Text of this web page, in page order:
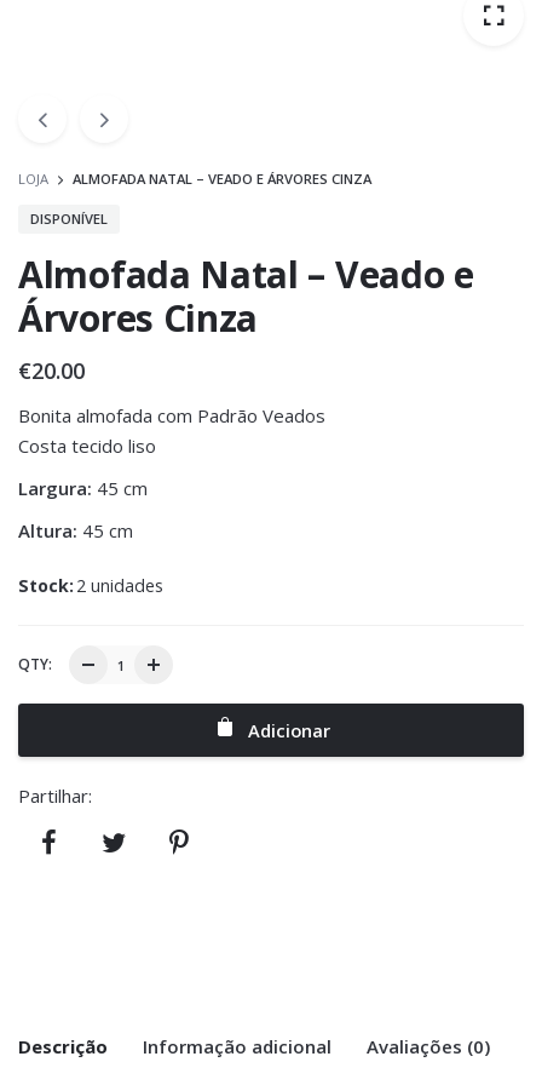
LOJA ALMOFADA NATAL – VEADO E ÁRVORES CINZA
DISPONÍVEL
Almofada Natal – Veado e
Árvores Cinza
€20.00
Bonita almofada com Padrão Veados
Costa tecido liso
Largura: 45 cm
Altura: 45 cm
Stock: 2 unidades
QTY:
Adicionar
Partilhar:
Descrição Informação adicional Avaliações (0)